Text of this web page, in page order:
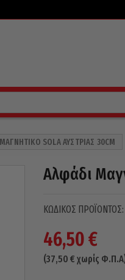
SOLA ΑΥΣΤΡΊΑΣ 30CM
Αλφάδι
ΚΩΔΙΚΌΣ ΠΡΟΪΌΝΤΟΣ:
46,50€
(37,50 € χωρίς